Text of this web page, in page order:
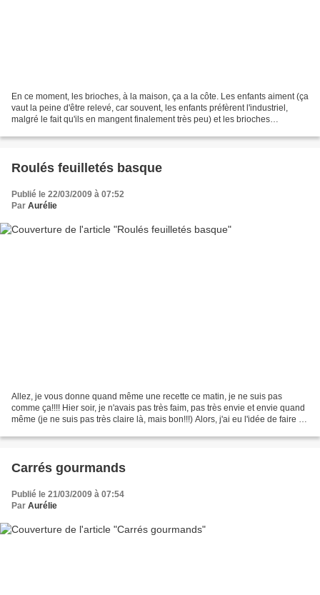
En ce moment, les brioches, à la maison, ça a la côte. Les enfants aiment (ça
vaut la peine d'être relevé, car souvent, les enfants préfèrent l'industriel,
malgré le fait qu'ils en mangent finalement très peu) et les brioches
Roulés feuilletés basque
Publié le 22/03/2009 à 07:52
Par Aurélie
Allez, je vous donne quand même une recette ce matin, je ne suis pas
comme ça!!!! Hier soir, je n'avais pas très faim, pas très envie et envie quand
même (je ne suis pas très claire là, mais bon!!!) Alors, j'ai eu l'idée de faire un
Carrés gourmands
Publié le 21/03/2009 à 07:54
Par Aurélie